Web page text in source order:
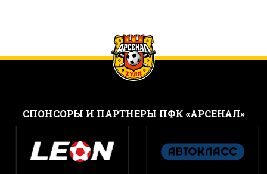
CПОНСОРЫ И ПАРТНЕРЫ ПФК «АРСЕНАЛ»